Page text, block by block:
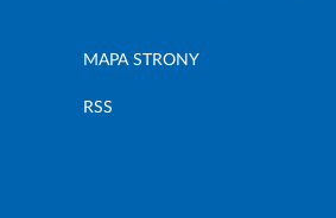
MAPA STRONY
RSS